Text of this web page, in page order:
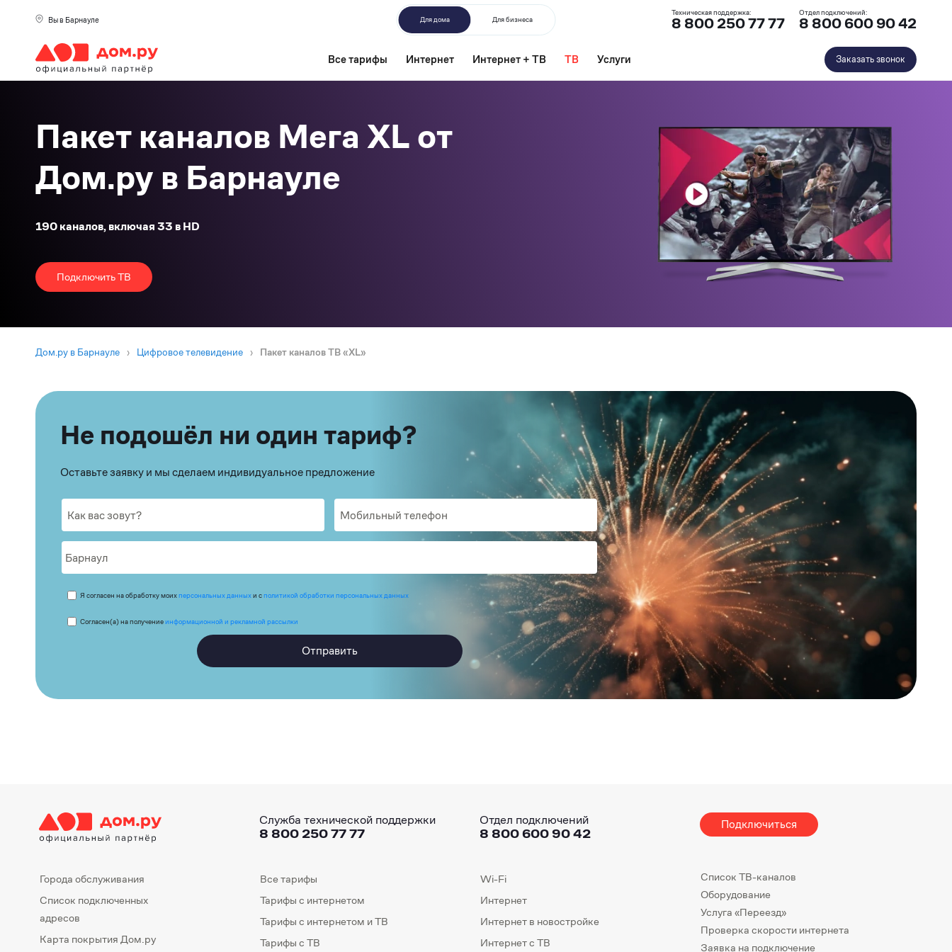
Вы в Барнауле Для дома Для бизнеса
Техническая поддержка:
8 800 250 77 77
Отдел подключений:
8 800 600 90 42
Все тарифы Интернет Интернет + ТВ ТВ Услуги Заказать звонок
Пакет каналов Мега XL от
Дом.ру в Барнауле
190 каналов, включая 33 в HD
Подключить ТВ
Дом.ру в Барнауле › Цифровое телевидение › Пакет каналов ТВ «XL»
Не подошёл ни один тариф?
Оставьте заявку и мы сделаем индивидуальное предложение
Я согласен на обработку моихперсональных данныхи сполитикой обработки персональных данных
Согласен(а) на получениеинформационной и рекламной рассылки
Отправить
Служба технической поддержки
8 800 250 77 77
Отдел подключений
8 800 600 90 42
Подключиться
Города обслуживания
Список подключенных
адресов
Карта покрытия Дом.ру
Все тарифы
Тарифы с интернетом
Тарифы с интернетом и ТВ
Тарифы с ТВ
Wi-Fi
Интернет
Интернет в новостройке
Интернет с ТВ
Список ТВ-каналов
Оборудование
Услуга «Переезд»
Проверка скорости интернета
Заявка на подключение